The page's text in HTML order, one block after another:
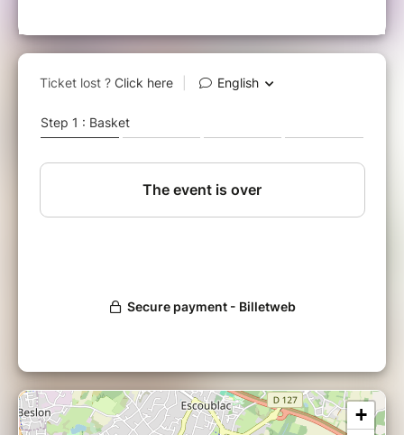
chien doit être éduqué, sociable et en bonne
santé. Il sera tenu en laisse durant tout le
parcours. Les déjections canines seront
ramassées par vos soins, merci de prévoir des
Cet évènement est organisé bénévolement par
HANDICAP ANIMAL. En contre partie, nous
vous remercions de faire un don en direct à
cette assocation sur le lien suivant
:https://www.facebook.com/donate/
+